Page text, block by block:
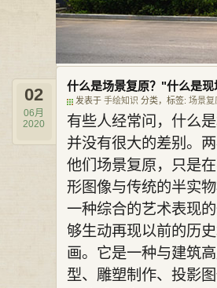
什么是场景复原？"什么是现
发表于 手绘知识 分类，标签: 场景复
02
06月
2020
有些人经常问，什么
并没有很大的差别。
他们场景复原，只是
形图像与传统的半实
一种综合的艺术表现
够生动再现以前的历
画。它是一种与建筑
型、雕塑制作、投影